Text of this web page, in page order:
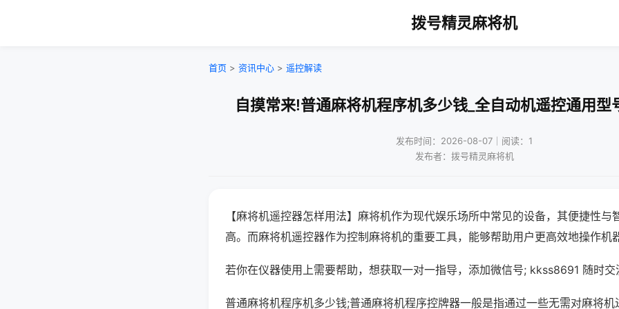
拨号精灵麻将机
首页 > 资讯中心 > 遥控解读
自摸常来!普通麻将机程序机多少钱_全自动机遥控通用型
发布时间：2026-08-07｜阅读：1
发布者：拨号精灵麻将机
【麻将机遥控器怎样用法】麻将机作为现代娱乐场所中常见的设备，其便捷性与
高。而麻将机遥控器作为控制麻将机的重要工具，能够帮助用户更高效地操作机
若你在仪器使用上需要帮助，想获取一对一指导，添加微信号; kkss8691 随时交
普通麻将机程序机多少钱;普通麻将机程序控牌器一般是指通过一些无需对麻将